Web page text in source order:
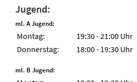
Jugend:
ml. A Jugend:
Montag: 19:30 - 21:00 Uhr
Donnerstag:
18:00 - 19:30 Uhr
ml. B Jugend: